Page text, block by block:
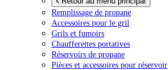
Remplissage de propane
Accessoires pour le gril
Grils et fumoirs
Chaufferettes portatives
Réservoirs de propane
Pièces et accessoires pour réservoir